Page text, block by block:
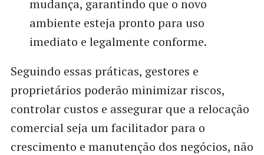
mudança, garantindo que o novo
ambiente esteja pronto para uso
imediato e legalmente conforme.
Seguindo essas práticas, gestores e
proprietários poderão minimizar riscos,
controlar custos e assegurar que a relocação
comercial seja um facilitador para o
crescimento e manutenção dos negócios, não